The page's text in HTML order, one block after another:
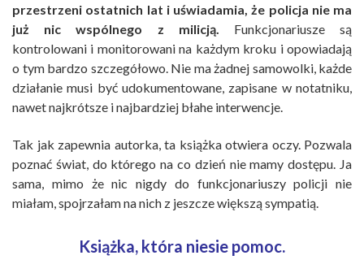
przestrzeni ostatnich lat i uświadamia, że policja nie ma
już nic wspólnego z milicją.
Funkcjonariusze są
kontrolowani i monitorowani na każdym kroku i opowiadają
o tym bardzo szczegółowo. Nie ma żadnej samowolki, każde
działanie musi być udokumentowane, zapisane w notatniku,
nawet najkrótsze i najbardziej błahe interwencje.
Tak jak zapewnia autorka, ta książka otwiera oczy. Pozwala
poznać świat, do którego na co dzień nie mamy dostępu. Ja
sama, mimo że nic nigdy do funkcjonariuszy policji nie
miałam, spojrzałam na nich z jeszcze większą sympatią.
Książka, która niesie pomoc.